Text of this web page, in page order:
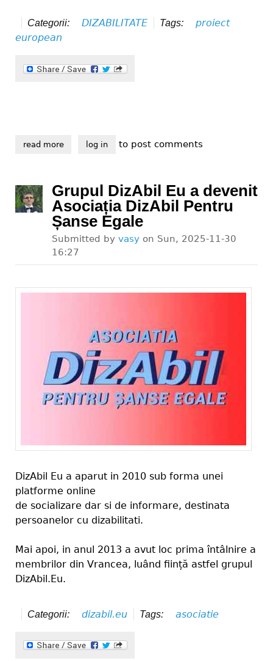
Categorii: DIZABILITATE Tags:
proiect
european
read moreabout viața cu handicap, final de proiect
log in to post comments
Grupul DizAbil Eu a devenit
Asociația DizAbil Pentru
Șanse Egale
Submitted by vasy on Sun, 2025-11-30
16:27
DizAbil Eu a aparut in 2010 sub forma unei
platforme online
de socializare dar si de informare, destinata
persoanelor cu dizabilitati.
Mai apoi, in anul 2013 a avut loc prima întâlnire a
membrilor din Vrancea, luând ființă astfel grupul
DizAbil.Eu.
Categorii: dizabil.eu Tags: asociatie